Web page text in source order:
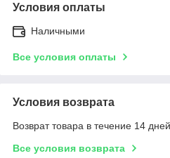
Условия оплаты
Наличными
Все условия оплаты
Условия возврата
Возврат товара в течение 14
Все условия возврата